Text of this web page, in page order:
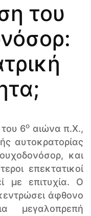
του
6ο αιώνα π.Χ.,
αυτοκρατορίας
και
επεκτατικοί
με επιτυχία. Ο
άφθονο
μεγαλοπρεπή